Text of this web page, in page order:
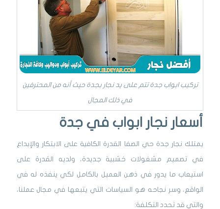
تركيب ابواب جدة تتم على يد نجار بجدة حيث أنه من المحترفين
في ذلك المجال
أسعار نجار ابواب في جدة
يمتلك نجار جدة حي الصفا القدرة الكافية على الابتكار والإبداع
في تصميم مشغولات خشبية جديدة، ولديه القدرة على
استيعاب ما يدور في ذهن العميل بالكامل لكي ينفذه له في
الواقع، وسر نجاحه هو السياسات التي يتبعها في مجال عملنا،
والتي قد تحدد التكلفة: